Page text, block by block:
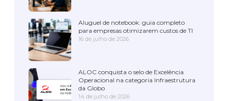
Aluguel de notebook: guia completo
para empresas otimizarem custos de TI
16 de julho de 2026
ALOC conquista o selo de Excelência
Operacional na categoria Infraestrutura
da Globo
14 de julho de 2026